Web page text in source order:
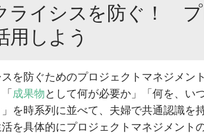
ライシスを防ぐ！
用しよう
を防ぐためのプロジェクトマネジメン
成果物として何が必要か」「何を、い
」を時系列に並べて、夫婦で共通認識
を具体的にプロジェクトマネジメント